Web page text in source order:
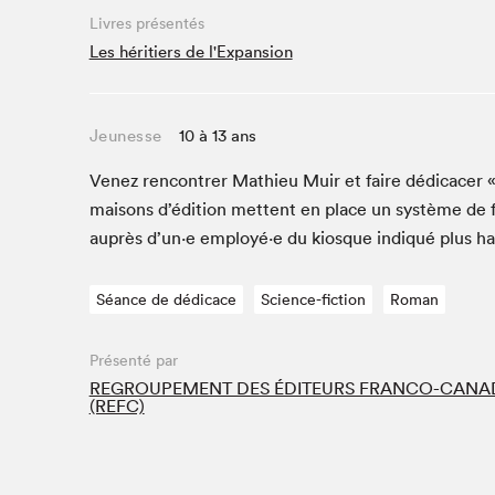
Café La Presse
Espace Côte-des-Neiges
La lecture en cadeau
Le grand jeu de lecture à voix haute du Salon du livre
de Montréal
Lettres québécoises au Salon
Louisiane enracinée et branchée
SLM PRO
Zone Manga
Livres présentés
Les héritiers de l'Expansion
Jeunesse 10 à 13 ans
Venez ren­con­tr­er Math­ieu Muir et faire dédi­cac­er
maisons d’édi­tion met­tent en place un sys­tème
auprès d’un·e employé·e du kiosque indiqué plus
Séance de dédicace Science-fiction Roman
Présenté par
REGROUPEMENT DES ÉDITEURS FRANCO-
(REFC)